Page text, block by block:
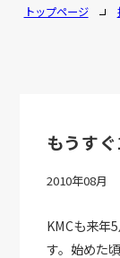
トップページ
もうす
2010年08月
KMCも来年
す。始めた